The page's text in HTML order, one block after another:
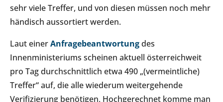
sehr viele Treffer, und von diesen müssen noch mehr
händisch aussortiert werden.
Laut einerAnfragebeantwortungdes
Innenministeriums scheinen aktuell österreichweit
pro Tag durchschnittlich etwa 490 „(vermeintliche)
Treffer“ auf, die alle wiederum weitergehende
Verifizierung benötigen. Hochgerechnet komme man